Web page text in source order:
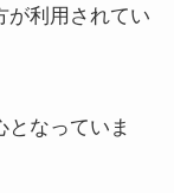
が利用されてい
となっていま